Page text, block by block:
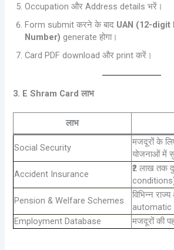
Occupation और Address details भरें।
Form submit करने के बाद UAN (12-digit
Number) generate होगा।
Card PDF download और print करें।
3. E Shram Card लाभ
लाभ
Social Security
मजदूरों के
योजनाओं में
Accident Insurance
₹2 लाख तक
Pension & Welfare Schemes
विभिन्न
automatic
Employment Database
मजदूरों की